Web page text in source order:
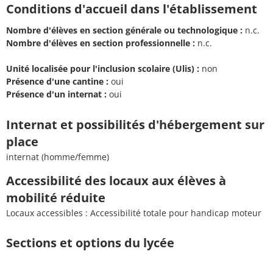
Conditions d'accueil dans l'établissement
Nombre d'élèves en section générale ou technologique : n.c.
Nombre d'élèves en section professionnelle : n.c.
Unité localisée pour l'inclusion scolaire (Ulis) : non
Présence d'une cantine : oui
Présence d'un internat : oui
Internat et possibilités d'hébergement sur
place
internat (homme/femme)
Accessibilité des locaux aux élèves à
mobilité réduite
Locaux accessibles : Accessibilité totale pour handicap moteur
Sections et options du lycée